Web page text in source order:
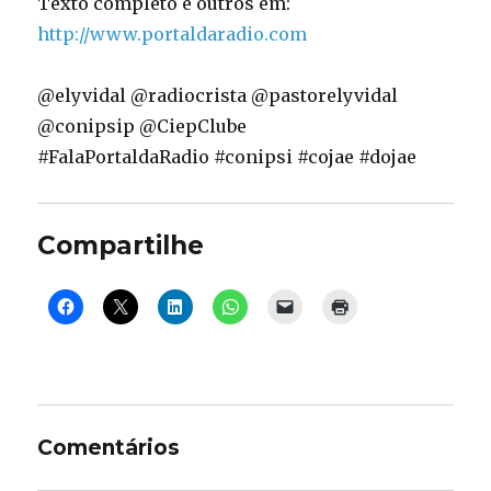
http://www.portaldaradio.com
@elyvidal @radiocrista @pastorelyvidal
@conipsip @CiepClube
#FalaPortaldaRadio #conipsi #cojae #dojae
Compartilhe
Comentários